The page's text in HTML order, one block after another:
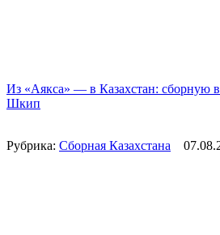
Из «Аякса» — в Казахстан: сборную
Шкип
Рубрика: Сборная Казахстана